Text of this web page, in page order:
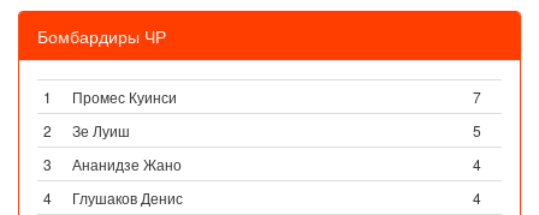
Бомбардиры ЧР
1 Промес Куинси
7
2
Зе Луиш
5
3
Ананидзе Жано
4
4
Глушаков Денис
4